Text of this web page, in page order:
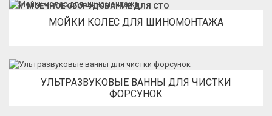
// МОЕЧНОЕ ОБОРУДОВАНИЕ ДЛЯ СТО
МОЙКИ КОЛЕС ДЛЯ ШИНОМОНТАЖА
УЛЬТРАЗВУКОВЫЕ ВАННЫ ДЛЯ ЧИСТКИ
ФОРСУНОК